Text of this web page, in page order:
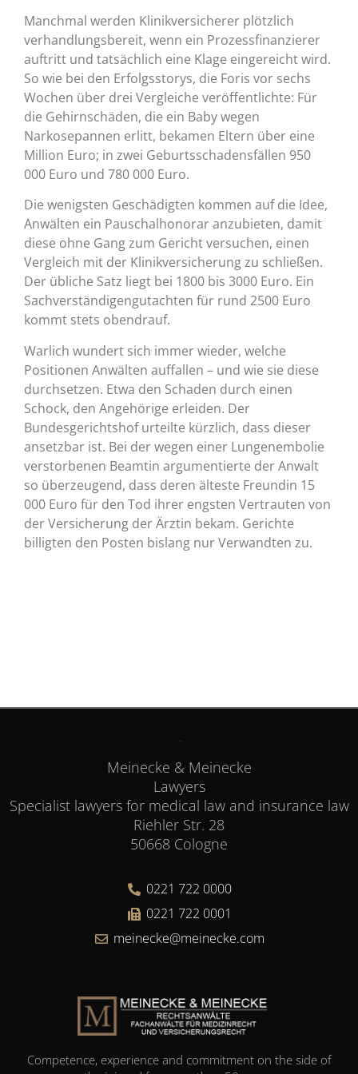
Manchmal werden Klinikversicherer plötzlich
verhandlungsbereit, wenn ein Prozessfinanzierer
auftritt und tatsächlich eine Klage eingereicht wird.
So wie bei den Erfolgsstorys, die Foris vor sechs
Wochen über drei Vergleiche veröffentlichte: Für
die Gehirnschäden, die ein Baby wegen
Narkosepannen erlitt, bekamen Eltern über eine
Million Euro; in zwei Geburtsschadensfällen 950
000 Euro und 780 000 Euro.
Die wenigsten Geschädigten kommen auf die Idee,
Anwälten ein Pauschalhonorar anzubieten, damit
diese ohne Gang zum Gericht versuchen, einen
Vergleich mit der Klinikversicherung zu schließen.
Der übliche Satz liegt bei 1800 bis 3000 Euro. Ein
Sachverständigengutachten für rund 2500 Euro
kommt stets obendrauf.
Warlich wundert sich immer wieder, welche
Positionen Anwälten auffallen – und wie sie diese
durchsetzen. Etwa den Schaden durch einen
Schock, den Angehörige erleiden. Der
Bundesgerichtshof urteilte kürzlich, dass dieser
ansetzbar ist. Bei der wegen einer Lungenembolie
verstorbenen Beamtin argumentierte der Anwalt
so überzeugend, dass deren älteste Freundin 15
000 Euro für den Tod ihrer engsten Vertrauten von
der Versicherung der Ärztin bekam. Gerichte
billigten den Posten bislang nur Verwandten zu.
Meinecke & Meinecke
Lawyers
Specialist lawyers for medical law and insurance law
Riehler Str. 28
50668 Cologne
0221 722 0000
0221 722 0001
meinecke@meinecke.com
Competence, experience and commitment on the side of